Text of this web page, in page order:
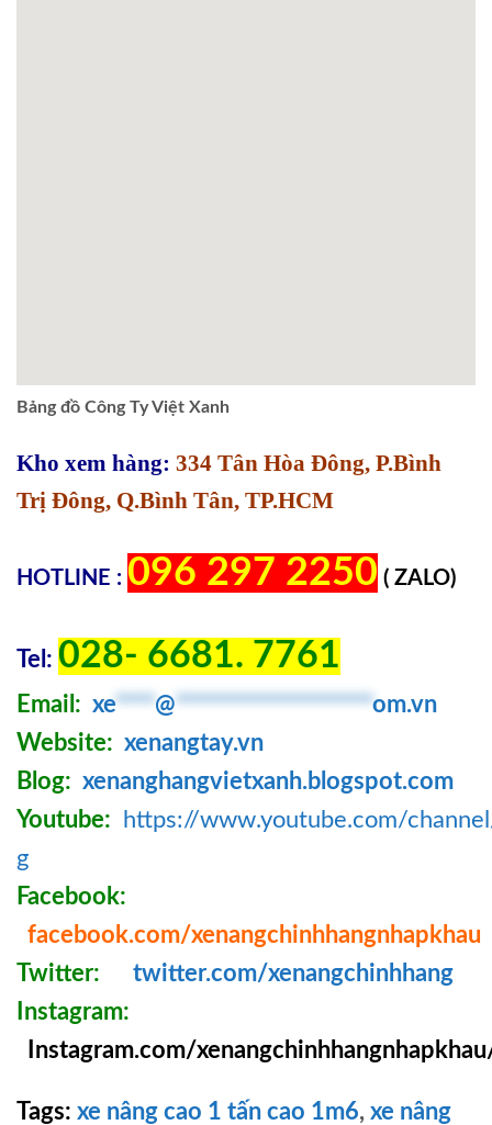
Bảng đồ Công Ty Việt Xanh
Kho xem hàng: 334 Tân Hòa Đông, P.Bình
Trị Đông, Q.Bình Tân, TP.HCM
HOTLINE : 096 297 2250 ( ZALO)
Tel: 028- 6681. 7761
Email: xe****@********************om.vn
Website: xenangtay.vn
Blog: xenanghangvietxanh.blogspot.com
Youtube:
https://www.youtube.com/
g
Facebook:
facebook.com/xenangchinhhangnhapkhau
Twitter:
twitter.com/xenangchinhhang
Instagram:
Instagram.com/
Tags: xe nâng cao 1 tấn cao 1m6, xe nâng